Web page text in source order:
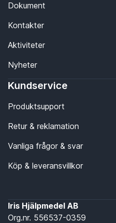
Dokument
Kontakter
Aktiviteter
Nyheter
Kundservice
Produktsupport
Retur & reklamation
Vanliga frågor & svar
Köp & leveransvillkor
Iris Hjälpmedel AB
Org.nr. 556537-0359